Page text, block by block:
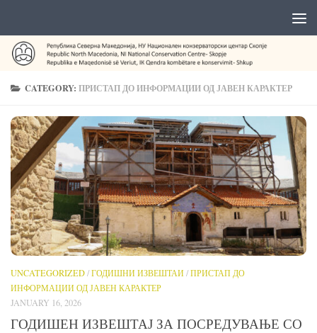
CATEGORY:ПРИСТАП ДО ИНФОРМАЦИИ ОД ЈАВЕН КАРАКТЕР
UNCATEGORIZED/ГОДИШНИ ИЗВЕШТАИ/ПРИСТАП ДО
ИНФОРМАЦИИ ОД ЈАВЕН КАРАКТЕР
JANUARY 16, 2026
ГОДИШЕН ИЗВЕШТАЈ ЗА ПОСРЕДУВАЊЕ СО